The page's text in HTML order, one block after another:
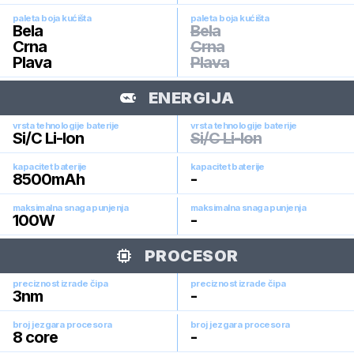
paleta boja kućišta
Bela
Crna
Plava
paleta boja kućišta
Bela
Crna
Plava
ENERGIJA
vrsta tehnologije baterije
Si/C Li-Ion
vrsta tehnologije baterije
Si/C Li-Ion
kapacitet baterije
8500mAh
kapacitet baterije
-
maksimalna snaga punjenja
100W
maksimalna snaga punjenja
-
PROCESOR
preciznost izrade čipa
3nm
preciznost izrade čipa
-
broj jezgara procesora
8 core
broj jezgara procesora
-